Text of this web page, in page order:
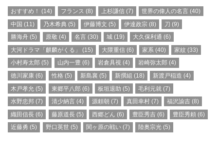
おすすめ！ (14) フランス (8) 上杉謙信(7) 世界の偉人の名言 (40)
中国 (11) 乃木希典(5) 伊藤博文 (5) 伊達政宗 (8) 刀 (9)
勝海舟 (5) 原敬 (4) 名言(30) 城 (19) 大久保利通 (6)
大河ドラマ「麒麟がくる」
(15) 大隈重信(6) 家系(40) 家紋 (33)
小村寿太郎 (5) 山内一豊 (6) 岩倉具視(4) 岩崎弥太郎 (4)
徳川家康 (6) 性格 (5) 新島襄 (5) 新撰組 (18) 新渡戸稲造 (4)
木戸孝允 (5) 東郷平八郎 (6) 板垣退助 (5) 毛利元就 (7)
水野忠邦 (7) 清少納言(4) 源頼朝 (7) 真田幸村 (7) 福沢諭吉 (8)
織田信長 (6) 藤原道長(5) 西郷どん (6) 豊臣秀吉 (6) 豊臣秀頼 (6)
近藤勇 (5) 野口英世(5) 関ヶ原の戦い(7) 陸奥宗光 (5)